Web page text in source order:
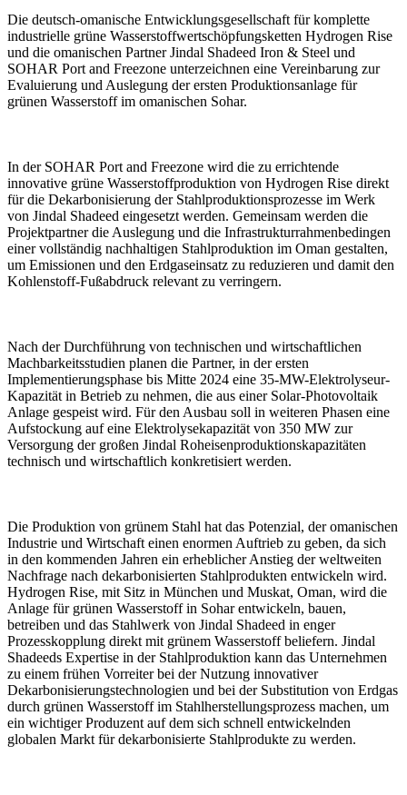
Die deutsch-omanische Entwicklungsgesellschaft für komplette
industrielle grüne Wasserstoffwertschöpfungsketten Hydrogen Rise
und die omanischen Partner Jindal Shadeed Iron & Steel und
SOHAR Port and Freezone unterzeichnen eine Vereinbarung zur
Evaluierung und Auslegung der ersten Produktionsanlage für
grünen Wasserstoff im omanischen Sohar.
In der SOHAR Port and Freezone wird die zu errichtende
innovative grüne Wasserstoffproduktion von Hydrogen Rise direkt
für die Dekarbonisierung der Stahlproduktionsprozesse im Werk
von Jindal Shadeed eingesetzt werden. Gemeinsam werden die
Projektpartner die Auslegung und die Infrastrukturrahmenbedingen
einer vollständig nachhaltigen Stahlproduktion im Oman gestalten,
um Emissionen und den Erdgaseinsatz zu reduzieren und damit den
Kohlenstoff-Fußabdruck relevant zu verringern.
Nach der Durchführung von technischen und wirtschaftlichen
Machbarkeitsstudien planen die Partner, in der ersten
Implementierungsphase bis Mitte 2024 eine 35-MW-Elektrolyseur-
Kapazität in Betrieb zu nehmen, die aus einer Solar-Photovoltaik
Anlage gespeist wird. Für den Ausbau soll in weiteren Phasen eine
Aufstockung auf eine Elektrolysekapazität von 350 MW zur
Versorgung der großen Jindal Roheisenproduktionskapazitäten
technisch und wirtschaftlich konkretisiert werden.
Die Produktion von grünem Stahl hat das Potenzial, der omanischen
Industrie und Wirtschaft einen enormen Auftrieb zu geben, da sich
in den kommenden Jahren ein erheblicher Anstieg der weltweiten
Nachfrage nach dekarbonisierten Stahlprodukten entwickeln wird.
Hydrogen Rise, mit Sitz in München und Muskat, Oman, wird die
Anlage für grünen Wasserstoff in Sohar entwickeln, bauen,
betreiben und das Stahlwerk von Jindal Shadeed in enger
Prozesskopplung direkt mit grünem Wasserstoff beliefern. Jindal
Shadeeds Expertise in der Stahlproduktion kann das Unternehmen
zu einem frühen Vorreiter bei der Nutzung innovativer
Dekarbonisierungstechnologien und bei der Substitution von Erdgas
durch grünen Wasserstoff im Stahlherstellungsprozess machen, um
ein wichtiger Produzent auf dem sich schnell entwickelnden
globalen Markt für dekarbonisierte Stahlprodukte zu werden.